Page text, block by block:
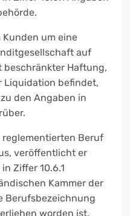
Kunden um eine
auf
beschränkter Haftung,
Liquidation befindet,
den Angaben in
reglementierten Beruf
veröffentlicht er
Ziffer 10.6.1
Kammer der
Berufsbezeichnung
worden ist,